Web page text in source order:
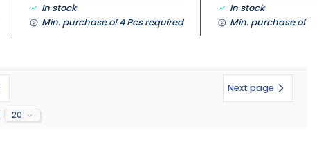
In stock
Min. purchase of 4 Pcs required
In stock
Min. purchase of 4
Next page
20